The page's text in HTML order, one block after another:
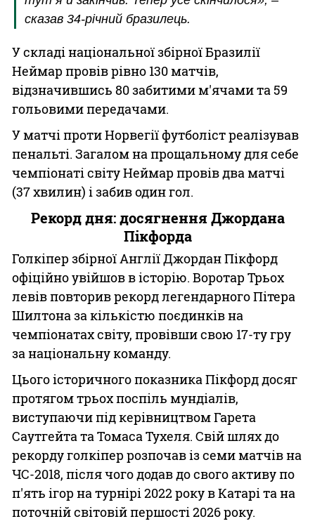
сказав 34-річний бразилець.
У складі національної збірної Бразилії
Неймар провів рівно 130 матчів,
відзначившись 80 забитими м'ячами та 59
гольовими передачами.
У матчі проти Норвегії футболіст реалізував
пенальті. Загалом на прощальному для себе
чемпіонаті світу Неймар провів два матчі
(37 хвилин) і забив один гол.
Рекорд дня: досягнення Джордана
Пікфорда
Голкіпер збірної Англії Джордан Пікфорд
офіційно увійшов в історію. Воротар Трьох
левів повторив рекорд легендарного Пітера
Шилтона за кількістю поєдинків на
чемпіонатах світу, провівши свою 17-ту гру
за національну команду.
Цього історичного показника Пікфорд досяг
протягом трьох поспіль мундіалів,
виступаючи під керівництвом Гарета
Саутгейта та Томаса Тухеля. Свій шлях до
рекорду голкіпер розпочав із семи матчів на
ЧС-2018, після чого додав до свого активу по
п'ять ігор на турнірі 2022 року в Катарі та на
поточній світовій першості 2026 року.